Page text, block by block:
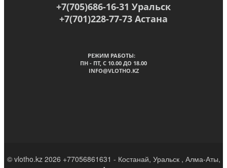
+7(705)686-16-31 Уральск
+7(701)228-77-73 Астана
РЕЖИМ РАБОТЫ:
ПН - ПТ, C 10.00 ДО 18.00
INFO@VLOTHO.KZ
© vlotho.kz 2026 +77056861631 - Костанай, Уральск , Алма-Аты,